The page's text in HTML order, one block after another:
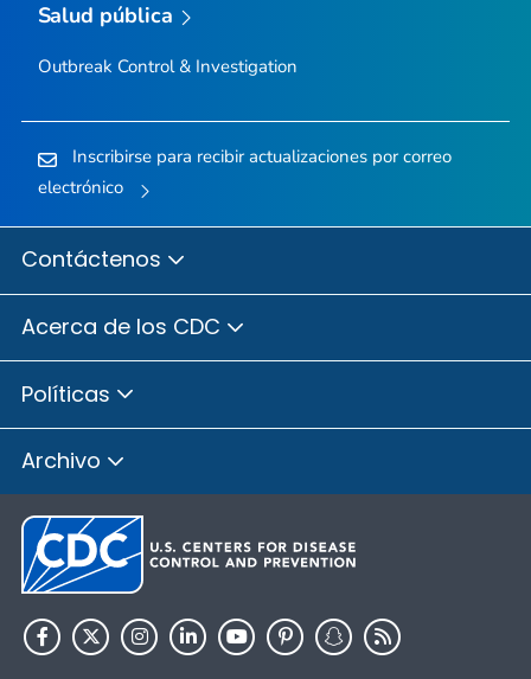
Salud pública
Outbreak Control & Investigation
Inscribirse para recibir actualizaciones por correo
electrónico
Contáctenos
Acerca de los CDC
Políticas
Archivo